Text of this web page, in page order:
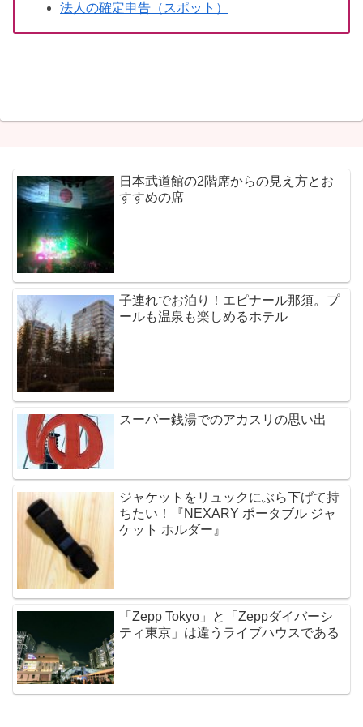
法人の確定申告（スポット）
日本武道館の2階席からの見え方とお
すすめの席
子連れでお泊り！エピナール那須。プ
ールも温泉も楽しめるホテル
スーパー銭湯でのアカスリの思い出
ジャケットをリュックにぶら下げて持
ちたい！『NEXARY ポータブル ジャ
ケット ホルダー』
「Zepp Tokyo」と「Zeppダイバーシ
ティ東京」は違うライブハウスである